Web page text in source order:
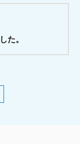
た。